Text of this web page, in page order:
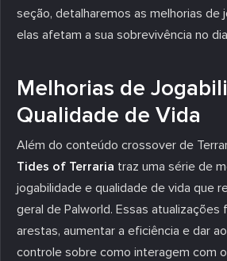
seção, detalharemos as melhorias de
elas afetam a sua sobrevivência no
Melhorias de
Qualidade de Vida
Além do conteúdo crossover de
Tides of Terraria traz uma série de
jogabilidade e qualidade de vida que
geral de Palworld. Essas atualizações
arestas, aumentar a eficiência e dar
controle sobre como interagem com